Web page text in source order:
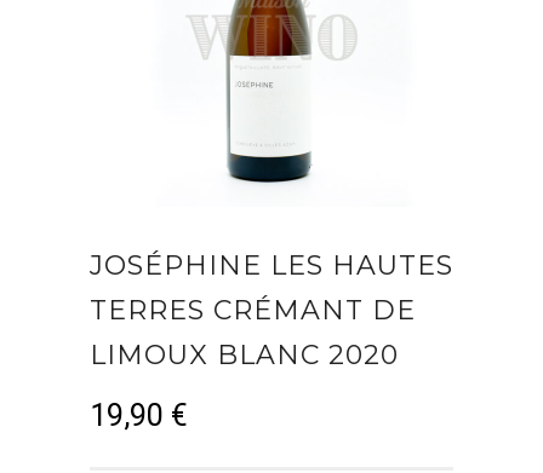
JOSÉPHINE LES HAUTES
TERRES CRÉMANT DE
LIMOUX BLANC 2020
19,90 €